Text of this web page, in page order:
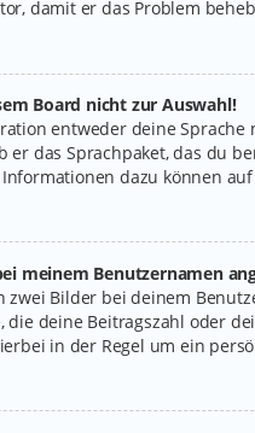
damit er das Problem
Board nicht zur Auswahl!
entweder deine
er das Sprachpaket, das du
dazu können
meinem Benutzernamen
zwei Bilder bei deinem
die deine Beitragszahl oder
in der Regel um ein